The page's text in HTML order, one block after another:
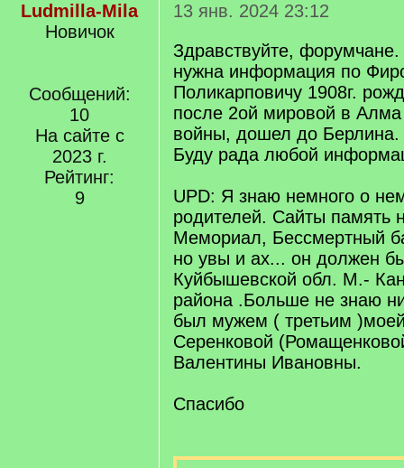
Ludmilla-Mila
Новичок
Сообщений:
10
На сайте с
2023 г.
Рейтинг:
9
13 янв. 2024 23:12
Здравствуйте, форумчане.
нужна информация по
Поликарповичу 1908г.
после 2ой мировой в
войны, дошел до Берлина.
Буду рада любой
UPD: Я знаю немного о
родителей. Сайты память
Мемориал, Бессмертный
но увы и ах... он должен
Куйбышевской обл. М.-
района .Больше не знаю
был мужем ( третьим
Серенковой
Валентины Ивановны.
Спасибо